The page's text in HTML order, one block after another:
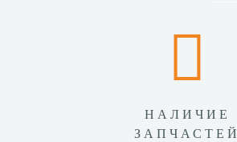
НАЛИЧИЕ
ЗАПЧАСТЕЙ